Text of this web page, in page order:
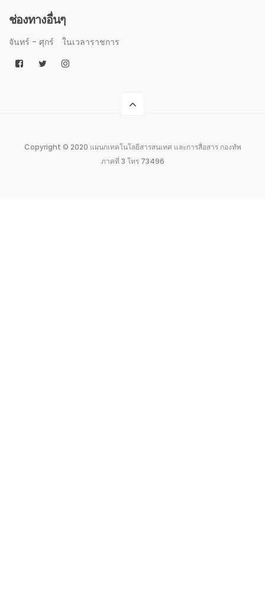
ช่องทางอื่นๆ
จันทร์ - ศุกร์ ในเวลาราชการ
Copyright © 2020 แผนกเทคโนโลยีสารสนเทศ และการสื่อสาร กองทัพ
ภาคที่ 3 โทร 73496